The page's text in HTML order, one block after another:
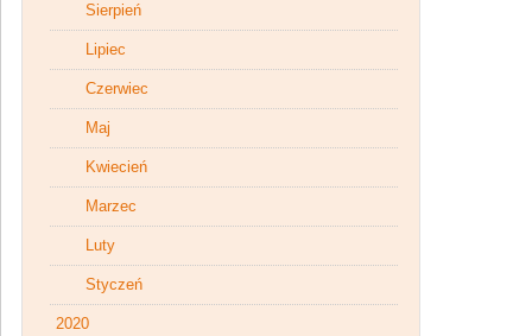
Sierpień
Lipiec
Czerwiec
Maj
Kwiecień
Marzec
Luty
Styczeń
2020